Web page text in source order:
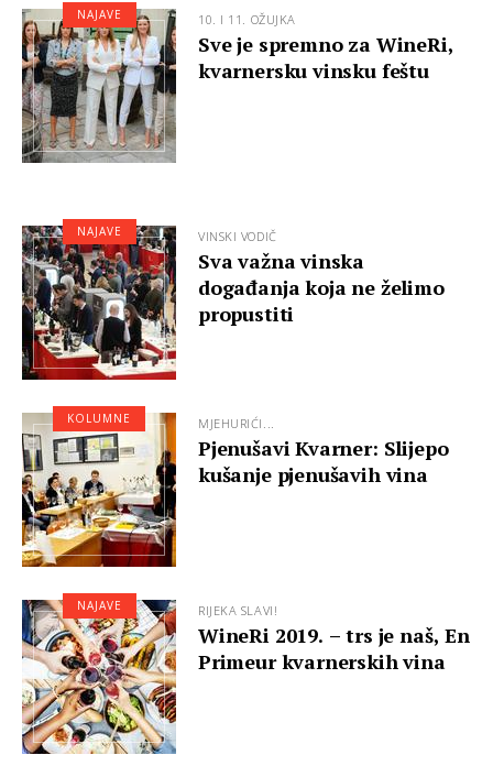
10. I 11. OŽUJKA
Sve je spremno za WineRi,
kvarnersku vinsku feštu
NAJAVE
VINSKI VODIČ
Sva važna vinska
događanja koja ne želimo
propustiti
NAJAVE
MJEHURIĆI...
Pjenušavi Kvarner: Slijepo
kušanje pjenušavih vina
KOLUMNE
RIJEKA SLAVI!
WineRi 2019. – trs je naš, En
Primeur kvarnerskih vina
NAJAVE